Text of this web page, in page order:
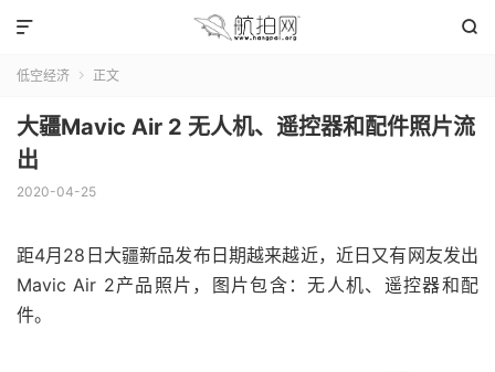


低空经济  正文
大疆Mavic Air 2 无人机、遥控器和配件照片流
出
2020-04-25
距4月28日大疆新品发布日期越来越近，近日又有网友发出
Mavic Air 2产品照片，图片包含：无人机、遥控器和配
件。